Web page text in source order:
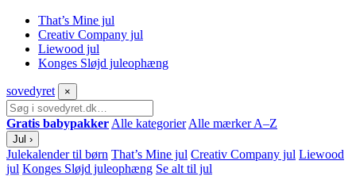
That’s Mine jul
Creativ Company jul
Liewood jul
Konges Sløjd juleophæng
sovedyret ×
Gratis babypakker Alle kategorier Alle mærker A–Z
Jul ›
Julekalender til børn That’s Mine jul Creativ Company jul Liewood
jul Konges Sløjd juleophæng Se alt til jul